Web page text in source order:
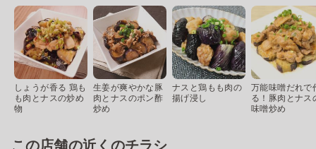
しょうが香る 鶏も
も肉とナスの炒め
物
生姜が爽やかな豚
肉とナスのポン酢
炒め
ナスと鶏もも肉の
揚げ浸し
万能味噌だれで
る！豚肉とナス
味噌炒め
この店舗の近くのチラシ